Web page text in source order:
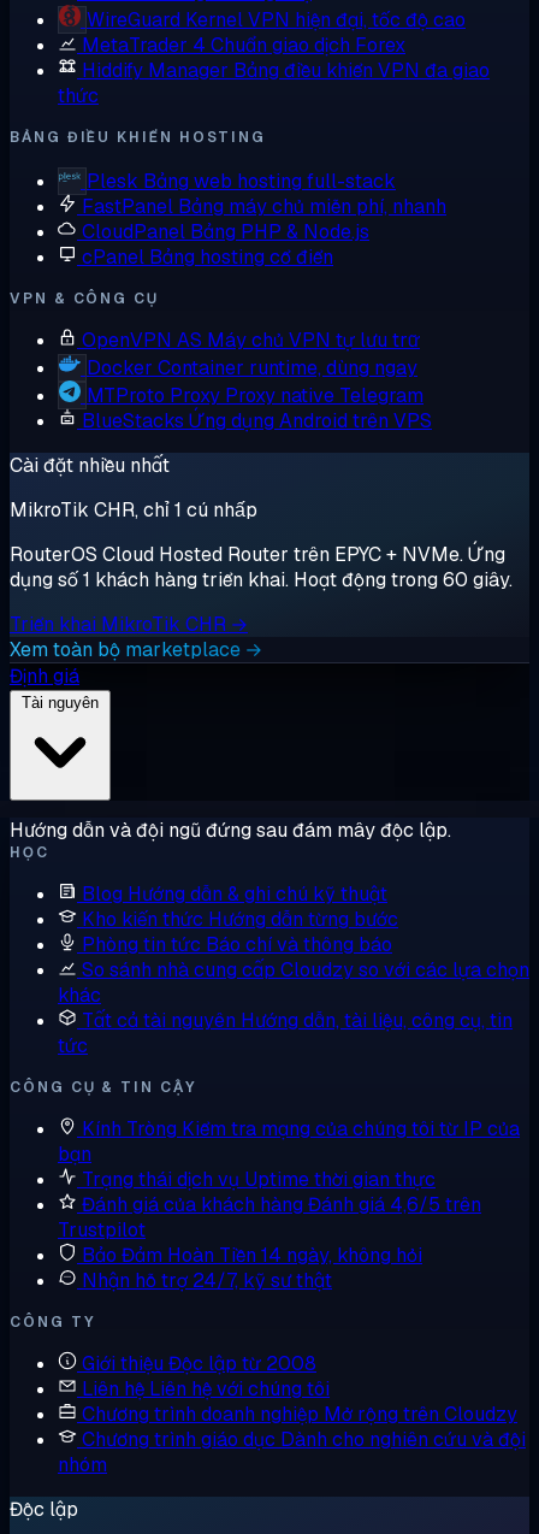
WireGuard Kernel VPN hiện đại, tốc độ cao
MetaTrader 4 Chuẩn giao dịch Forex
Hiddify Manager Bảng điều khiển VPN đa giao
thức
BẢNG ĐIỀU KHIỂN HOSTING
Plesk Bảng web hosting full-stack
FastPanel Bảng máy chủ miễn phí, nhanh
CloudPanel Bảng PHP & Node.js
cPanel Bảng hosting cổ điển
VPN & CÔNG CỤ
OpenVPN AS Máy chủ VPN tự lưu trữ
Docker Container runtime, dùng ngay
MTProto Proxy Proxy native Telegram
BlueStacks Ứng dụng Android trên VPS
Cài đặt nhiều nhất
MikroTik CHR, chỉ 1 cú nhấp
RouterOS Cloud Hosted Router trên EPYC + NVMe. Ứng
dụng số 1 khách hàng triển khai. Hoạt động trong 60 giây.
Triển khai MikroTik CHR →
Xem toàn bộ marketplace →
Định giá
Hướng dẫn và đội ngũ đứng sau đám mây độc lập.
HỌC
Blog Hướng dẫn & ghi chú kỹ thuật
Kho kiến thức Hướng dẫn từng bước
Phòng tin tức Báo chí và thông báo
So sánh nhà cung cấp Cloudzy so với các lựa chọn
khác
Tất cả tài nguyên Hướng dẫn, tài liệu, công cụ, tin
tức
CÔNG CỤ & TIN CẬY
Kính Tròng Kiểm tra mạng của chúng tôi từ IP của
bạn
Trạng thái dịch vụ Uptime thời gian thực
Đánh giá của khách hàng Đánh giá 4,6/5 trên
Trustpilot
Bảo Đảm Hoàn Tiền 14 ngày, không hỏi
Nhận hỗ trợ 24/7, kỹ sư thật
CÔNG TY
Giới thiệu Độc lập từ 2008
Liên hệ Liên hệ với chúng tôi
Chương trình doanh nghiệp Mở rộng trên Cloudzy
Chương trình giáo dục Dành cho nghiên cứu và đội
nhóm
Độc lập